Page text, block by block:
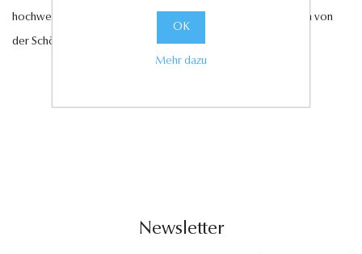
hochwertigen Edelsteinen und edlen Perlen und lassen Sie sich von
der Schönheit und Eleganz unserer Kollektionen verzaubern.
Newsletter
OK
Mehr dazu